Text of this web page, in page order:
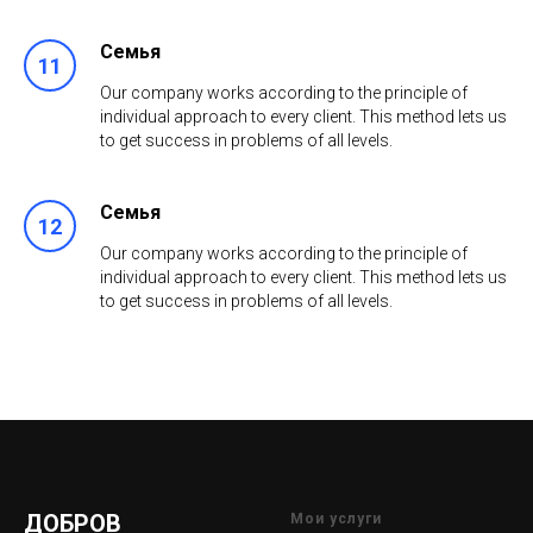
Семья
Our company works according to the principle of
individual approach to every client. This method lets us
to get success in problems of all levels.
Семья
Our company works according to the principle of
individual approach to every client. This method lets us
to get success in problems of all levels.
ДОБРОВ Мои услуги